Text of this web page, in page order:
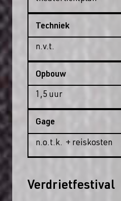
Techniek
n.v.t.
Opbouw
1,5 uur
Gage
n.o.t.k. + reiskosten
Verdrietfestival